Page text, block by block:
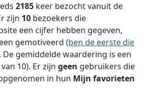
2185 keer bezocht vanuit de
zijn 10 bezoekers die
een cijfer hebben gegeven,
gemotiveerd (ben de eerste die
De gemiddelde waardering is een
10). Er zijn geen gebruikers die
in hun Mijn favorieten